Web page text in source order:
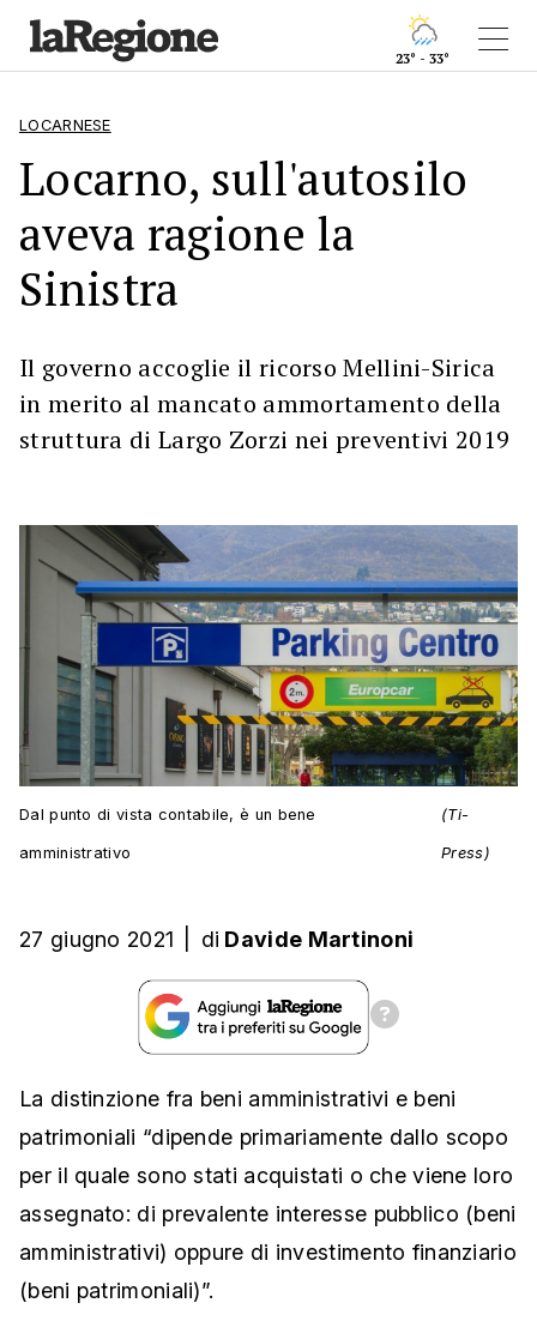
23° - 33°
LOCARNESE
Locarno, sull'autosilo
aveva ragione la
Sinistra
Il governo accoglie il ricorso Mellini-Sirica
in merito al mancato ammortamento della
struttura di Largo Zorzi nei preventivi 2019
Dal punto di vista contabile, è un bene
amministrativo
(Ti-
Press)
27 giugno 2021 di Davide Martinoni
La distinzione fra beni amministrativi e beni
patrimoniali “dipende primariamente dallo scopo
per il quale sono stati acquistati o che viene loro
assegnato: di prevalente interesse pubblico (beni
amministrativi) oppure di investimento finanziario
(beni patrimoniali)”.